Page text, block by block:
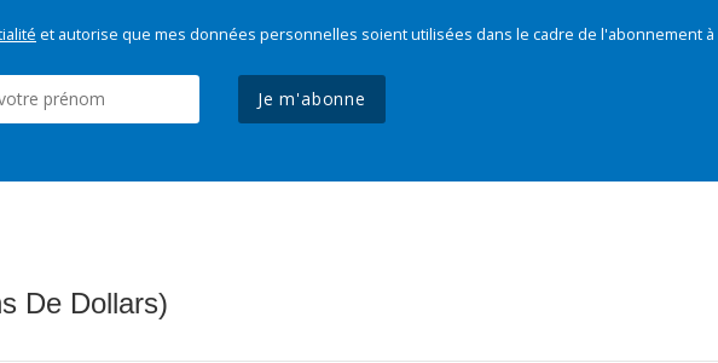
et autorise que mes données personnelles soient utilisées dans le cadre de l'abonnement
Je m'abonne
De Dollars)